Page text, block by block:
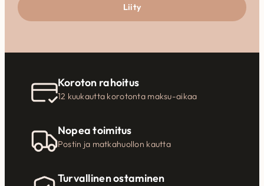
Liity
Koroton rahoitus
12 kuukautta korotonta maksu-aikaa
Nopea toimitus
Postin ja matkahuollon kautta
Turvallinen ostaminen